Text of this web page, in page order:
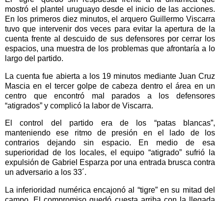
mostró el plantel uruguayo desde el inicio de las acciones.
En los primeros diez minutos, el arquero Guillermo Viscarra
tuvo que intervenir dos veces para evitar la apertura de la
cuenta frente al descuido de sus defensores por cerrar los
espacios, una muestra de los problemas que afrontaría a lo
largo del partido.
La cuenta fue abierta a los 19 minutos mediante Juan Cruz
Mascia en el tercer golpe de cabeza dentro el área en un
centro que encontró mal parados a los defensores
“atigrados” y complicó la labor de Viscarra.
El control del partido era de los “patas blancas”,
manteniendo ese ritmo de presión en el lado de los
contrarios dejando sin espacio. En medio de esa
superioridad de los locales, el equipo “atigrado” sufrió la
expulsión de Gabriel Esparza por una entrada brusca contra
un adversario a los 33´.
La inferioridad numérica encajonó al “tigre” en su mitad del